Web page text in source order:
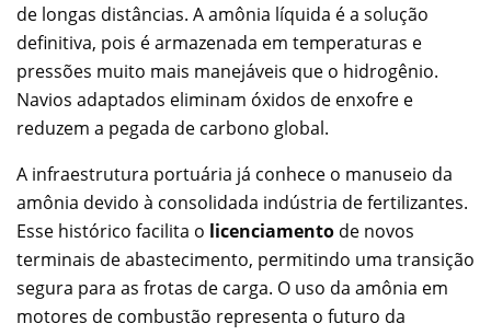
de longas distâncias. A amônia líquida é a solução
definitiva, pois é armazenada em temperaturas e
pressões muito mais manejáveis que o hidrogênio.
Navios adaptados eliminam óxidos de enxofre e
reduzem a pegada de carbono global.
A infraestrutura portuária já conhece o manuseio da
amônia devido à consolidada indústria de fertilizantes.
Esse histórico facilita o licenciamento de novos
terminais de abastecimento, permitindo uma transição
segura para as frotas de carga. O uso da amônia em
motores de combustão representa o futuro da